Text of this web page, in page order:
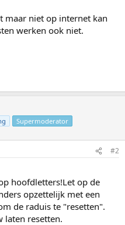
maar niet op internet kan
werken ook niet.
Supermoderator
#2
hoofdletters!Let op de
opzettelijk met een
de raduis te "resetten".
laten resetten.